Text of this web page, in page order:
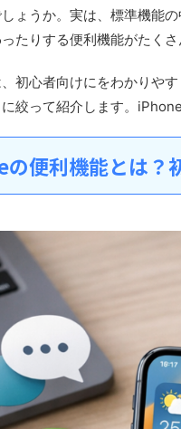
ょうか。実は、標準機能
たりする便利機能がたくさ
初心者向けにをわかりや
絞って紹介します。
便利機能とは？